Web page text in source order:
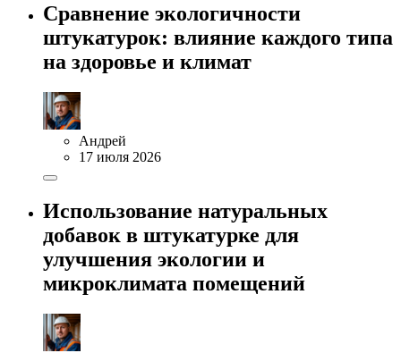
Сравнение экологичности
штукатурок: влияние каждого типа
на здоровье и климат
Андрей
17 июля 2026
Использование натуральных
добавок в штукатурке для
улучшения экологии и
микроклимата помещений